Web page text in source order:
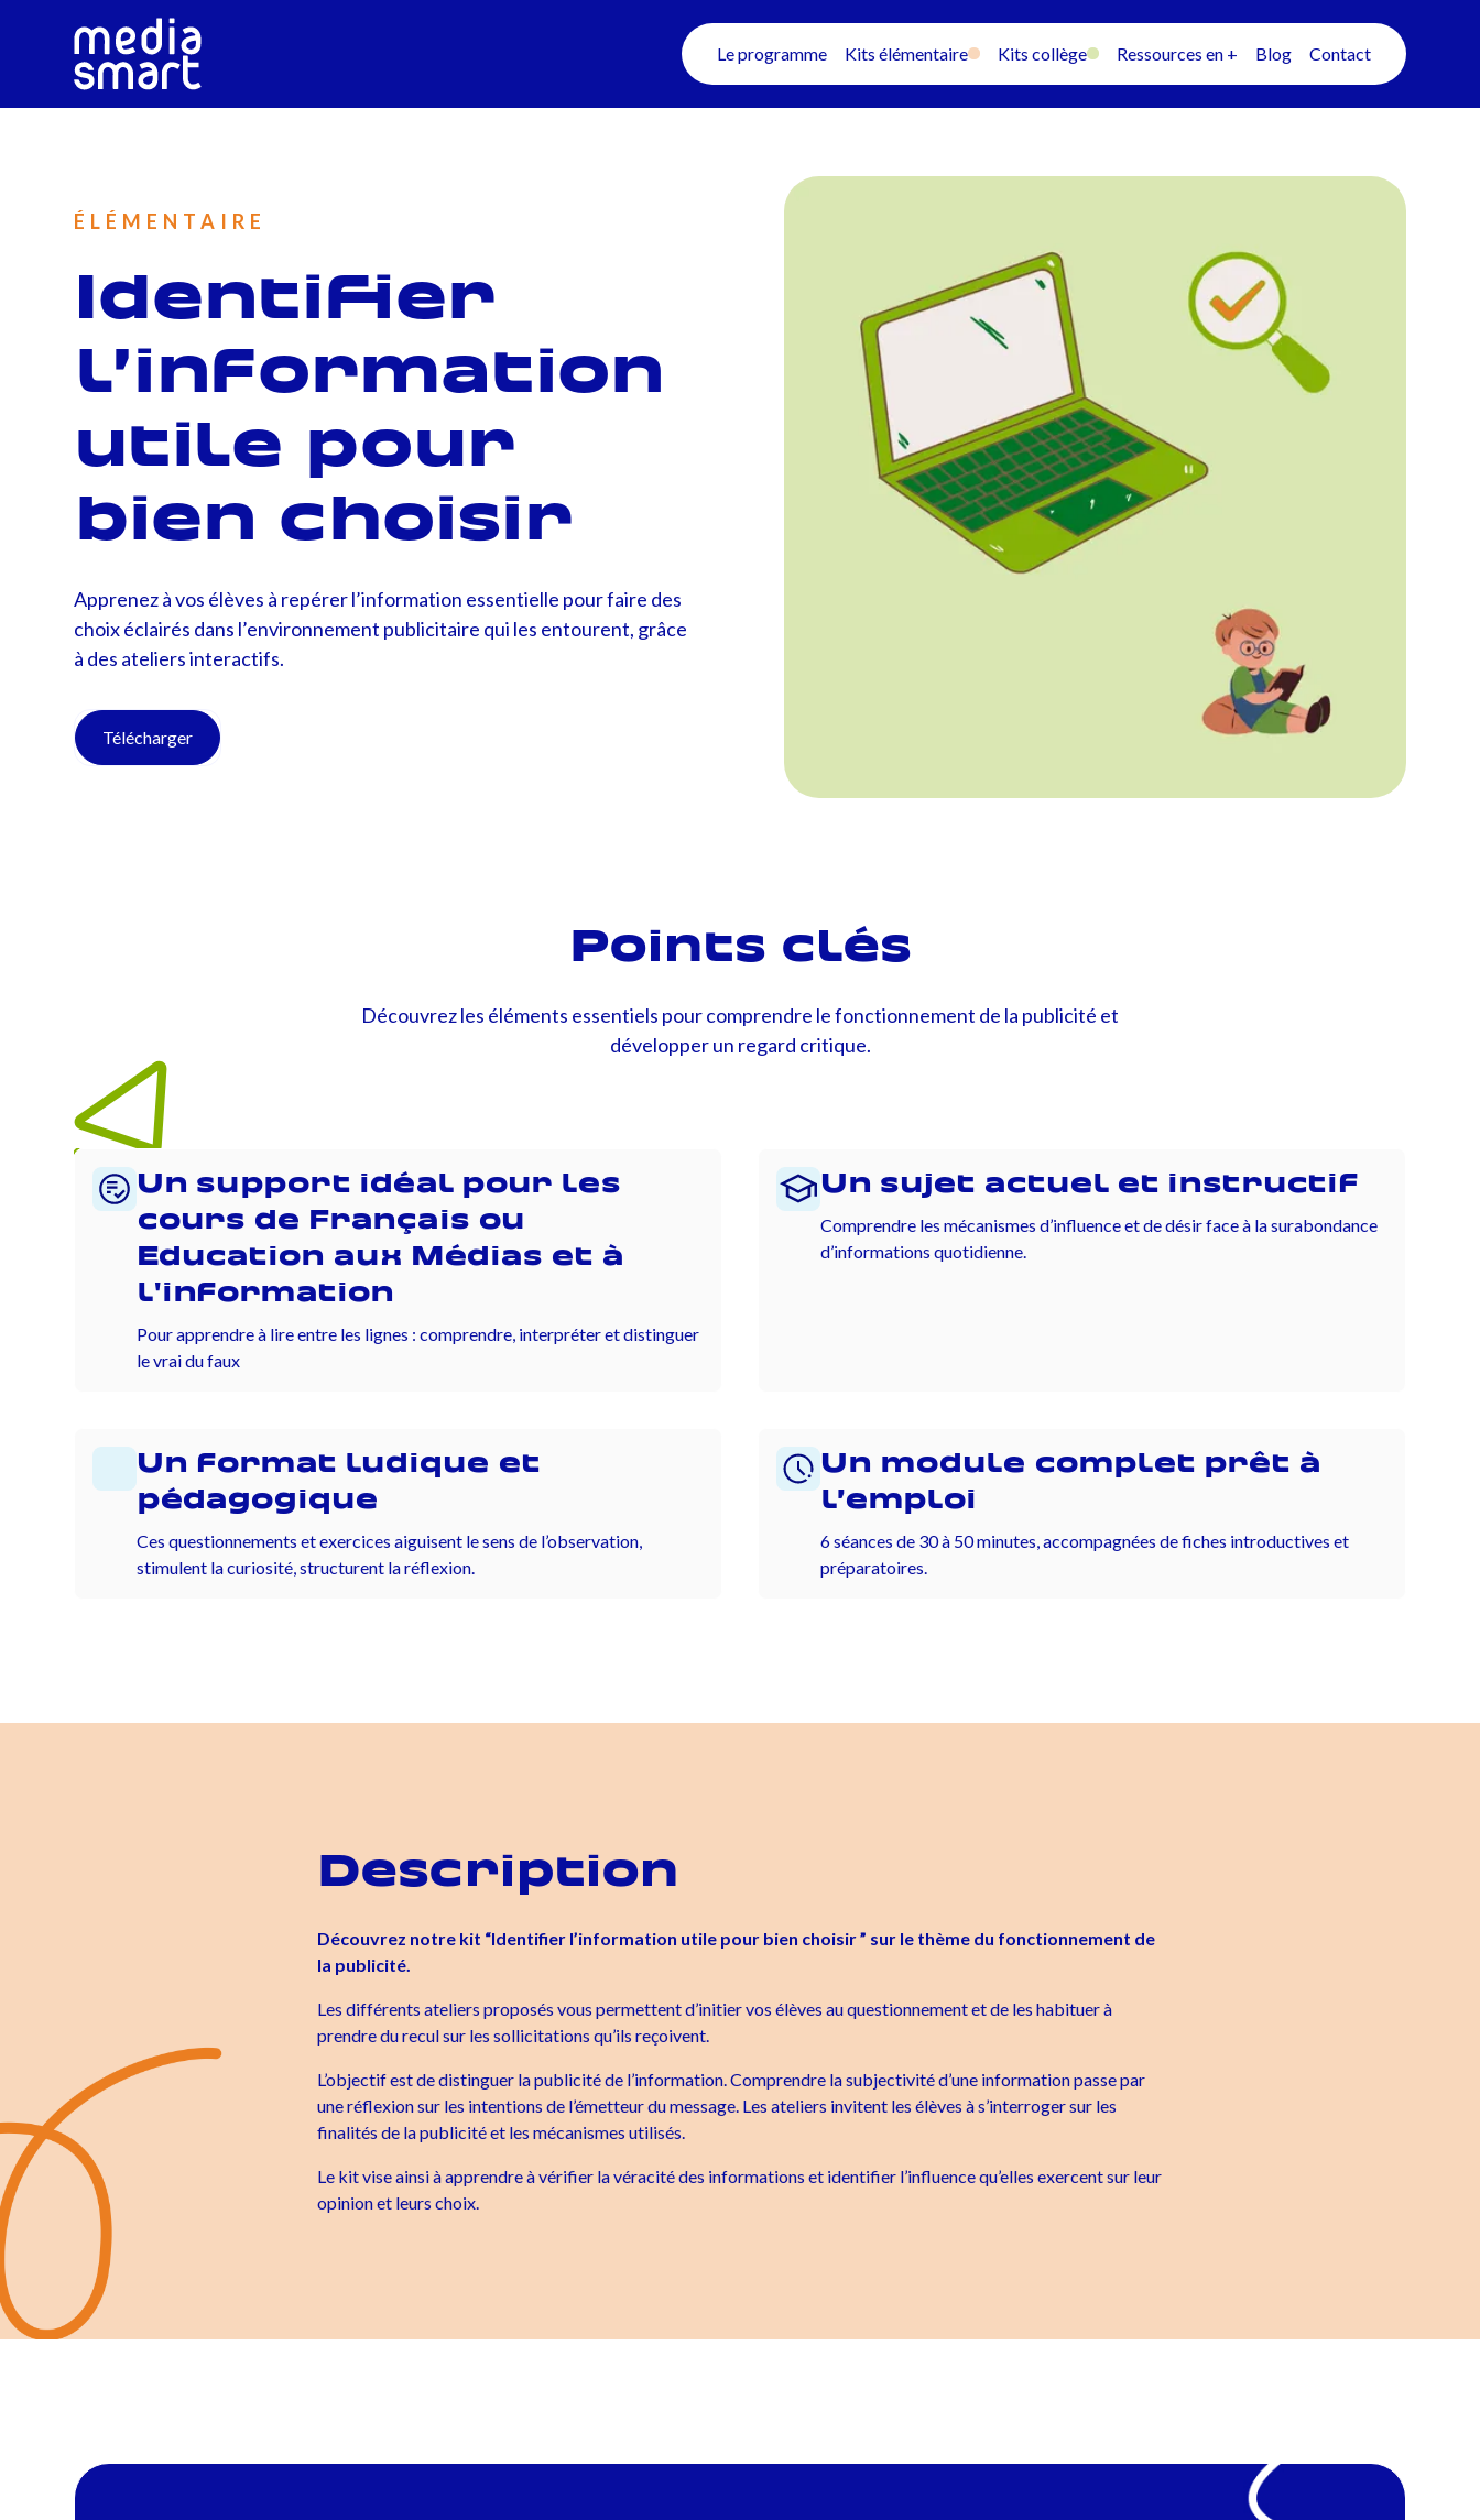
Le programme Kits élémentaire Kits collège Ressources en + Blog Contact
ÉLÉMENTAIRE
Identifier
l’information
utile pour
bien choisir
Apprenez à vos élèves à repérer l’information essentielle pour faire des
choix éclairés dans l’environnement publicitaire qui les entourent, grâce
à des ateliers interactifs.
Télécharger
Points clés
Découvrez les éléments essentiels pour comprendre le fonctionnement de la publicité et
développer un regard critique.
Un support idéal pour les
cours de Français ou
Education aux Médias et à
l'information
Pour apprendre à lire entre les lignes : comprendre, interpréter et distinguer
le vrai du faux
Un sujet actuel et instructif
Comprendre les mécanismes d’influence et de désir face à la surabondance
d’informations quotidienne.
Un format ludique et
pédagogique
Ces questionnements et exercices aiguisent le sens de l’observation,
stimulent la curiosité, structurent la réflexion.
Un module complet prêt à
l’emploi
6 séances de 30 à 50 minutes, accompagnées de fiches introductives et
préparatoires.
Description
Découvrez notre kit “Identifier l’information utile pour bien choisir ” sur le thème du fonctionnement de
la publicité.
Les différents ateliers proposés vous permettent d’initier vos élèves au questionnement et de les habituer à
prendre du recul sur les sollicitations qu’ils reçoivent.
L’objectif est de distinguer la publicité de l’information. Comprendre la subjectivité d’une information passe par
une réflexion sur les intentions de l’émetteur du message. Les ateliers invitent les élèves à s’interroger sur les
finalités de la publicité et les mécanismes utilisés.
Le kit vise ainsi à apprendre à vérifier la véracité des informations et identifier l’influence qu’elles exercent sur leur
opinion et leurs choix.